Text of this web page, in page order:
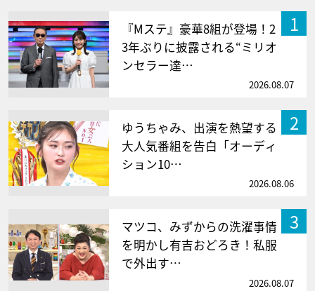
1
『Mステ』豪華8組が登場！2
3年ぶりに披露される“ミリオ
ンセラー達…
2026.08.07
2
ゆうちゃみ、出演を熱望する
大人気番組を告白「オーディ
ション10…
2026.08.06
3
マツコ、みずからの洗濯事情
を明かし有吉おどろき！私服
で外出す…
2026.08.07